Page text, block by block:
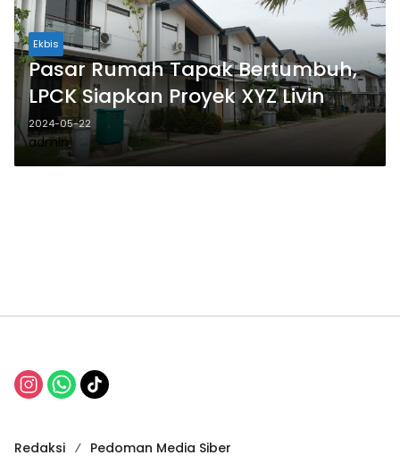
Ekbis
Pasar Rumah Tapak Bertumbuh,
LPCK Siapkan Proyek XYZ Livin
2024-05-22
admin
Redaksi Pedoman Media Siber